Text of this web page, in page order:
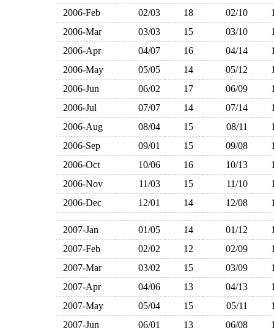
2006-Feb
02/03 18 02/10
2006-Mar
03/03 15 03/10
2006-Apr
04/07 16 04/14
2006-May
05/05 14 05/12
2006-Jun
06/02 17 06/09
2006-Jul
07/07 14 07/14
2006-Aug
08/04 15 08/11
2006-Sep
09/01 15 09/08
2006-Oct
10/06 16 10/13
2006-Nov
11/03 15 11/10
2006-Dec
12/01 14 12/08
2007-Jan 01/05 14 01/12
2007-Feb
02/02 12 02/09
2007-Mar
03/02 15 03/09
2007-Apr
04/06 13 04/13
2007-May
05/04 15 05/11
2007-Jun
06/01 13 06/08